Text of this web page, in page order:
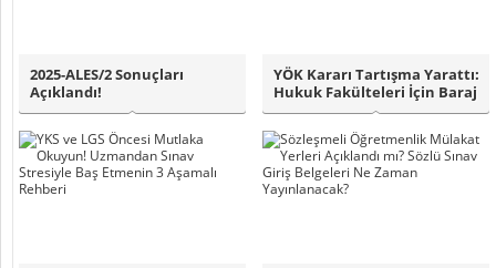
2025-ALES/2 Sonuçları
Açıklandı!
YÖK Kararı Tartışma Yarattı:
Hukuk Fakülteleri İçin Baraj
10..